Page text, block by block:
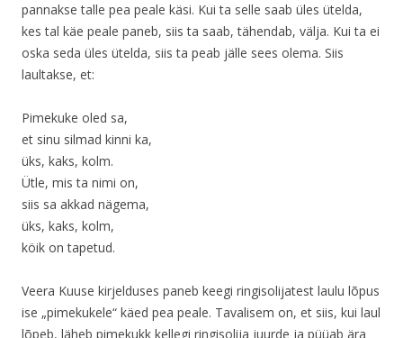
pannakse talle pea peale käsi. Kui ta selle saab üles ütelda,
kes tal käe peale paneb, siis ta saab, tähendab, välja. Kui ta ei
oska seda üles ütelda, siis ta peab jälle sees olema. Siis
laultakse, et:
Pimekuke oled sa,
et sinu silmad kinni ka,
üks, kaks, kolm.
Ütle, mis ta nimi on,
siis sa akkad nägema,
üks, kaks, kolm,
köik on tapetud.
Veera Kuuse kirjelduses paneb keegi ringisolijatest laulu lõpus
ise „pimekukele“ käed pea peale. Tavalisem on, et siis, kui laul
lõpeb, läheb pimekukk kellegi ringisolija juurde ja püüab ära